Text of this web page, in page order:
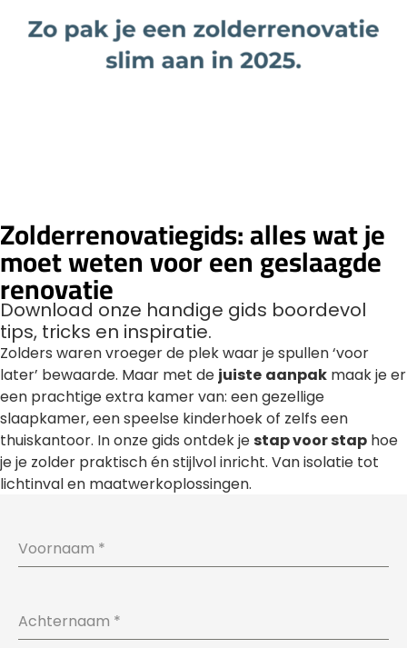
Zolderrenovatiegids: alles wat je
moet weten voor een geslaagde
renovatie
Download onze handige gids boordevol
tips, tricks en inspiratie.
Zolders waren vroeger de plek waar je spullen ‘voor
later’ bewaarde. Maar met de juiste aanpak maak je er
een prachtige extra kamer van: een gezellige
slaapkamer, een speelse kinderhoek of zelfs een
thuiskantoor. In onze gids ontdek jestap voor stap hoe
je je zolder praktisch én stijlvol inricht. Van isolatie tot
lichtinval en maatwerkoplossingen.
Voornaam *
Achternaam *